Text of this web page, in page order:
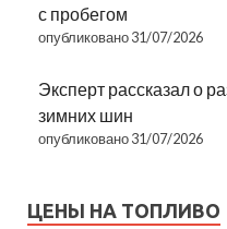
с пробегом
опубликовано 31/07/2026
Эксперт рассказал о
зимних шин
опубликовано 31/07/2026
ЦЕНЫ НА ТОПЛИВО